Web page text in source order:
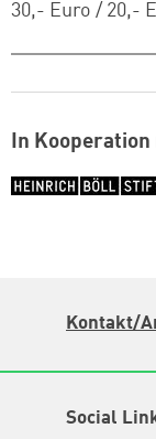
30,- Euro / 20,-
In
Logo: HBS Hessen
Kontakt/
in der
Social